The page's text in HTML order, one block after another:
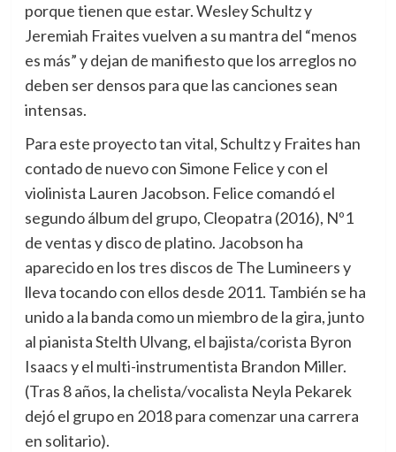
porque tienen que estar. Wesley Schultz y
Jeremiah Fraites vuelven a su mantra del “menos
es más” y dejan de manifiesto que los arreglos no
deben ser densos para que las canciones sean
intensas.
Para este proyecto tan vital, Schultz y Fraites han
contado de nuevo con Simone Felice y con el
violinista Lauren Jacobson. Felice comandó el
segundo álbum del grupo, Cleopatra (2016), Nº1
de ventas y disco de platino. Jacobson ha
aparecido en los tres discos de The Lumineers y
lleva tocando con ellos desde 2011. También se ha
unido a la banda como un miembro de la gira, junto
al pianista Stelth Ulvang, el bajista/corista Byron
Isaacs y el multi-instrumentista Brandon Miller.
(Tras 8 años, la chelista/vocalista Neyla Pekarek
dejó el grupo en 2018 para comenzar una carrera
en solitario).